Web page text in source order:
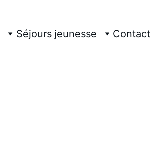
Séjours jeunesse Contact